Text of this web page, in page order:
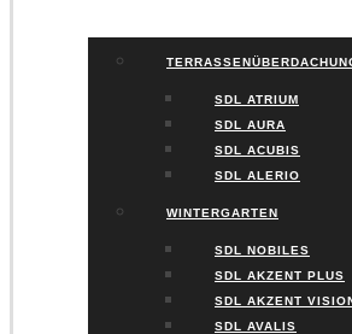
SDL ATRIUM
SDL AURA
SDL ACUBIS
SDL ALERIO
WINTERGARTEN
SDL NOBILES
SDL AKZENT PLUS
SDL AKZENT
SDL AVALIS